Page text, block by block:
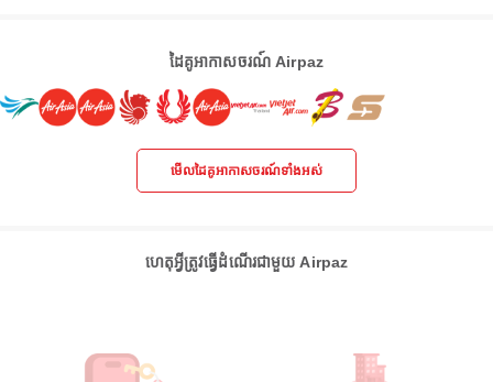
ដៃគូអាកាសចរណ៍ Airpaz
មើលដៃគូអាកាសចរណ៍ទាំងអស់
ហេតុអ្វីត្រូវធ្វើដំណើរជាមួយ Airpaz